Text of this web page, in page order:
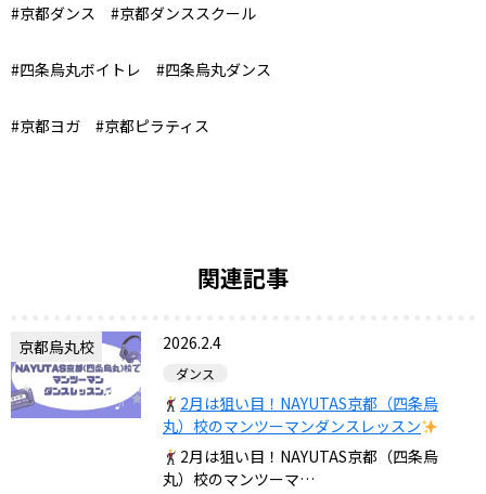
#京都ダンス #京都ダンススクール
#四条烏丸ボイトレ #四条烏丸ダンス
#京都ヨガ #京都ピラティス
関連記事
京都烏丸校 2026.2.4
ダンス
2月は狙い目！NAYUTAS京都（四条烏
丸）校のマンツーマンダンスレッスン
2月は狙い目！NAYUTAS京都（四条烏
丸）校のマンツーマ…